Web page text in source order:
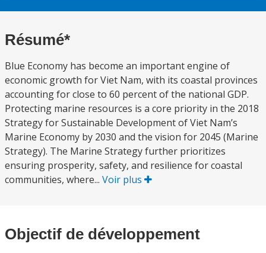
Résumé*
Blue Economy has become an important engine of
economic growth for Viet Nam, with its coastal provinces
accounting for close to 60 percent of the national GDP.
Protecting marine resources is a core priority in the 2018
Strategy for Sustainable Development of Viet Nam’s
Marine Economy by 2030 and the vision for 2045 (Marine
Strategy). The Marine Strategy further prioritizes
ensuring prosperity, safety, and resilience for coastal
communities, where... Voir plus
Objectif de développement